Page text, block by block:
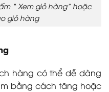
“ Xem giỏ hàng” hoặc
giỏ hàng
hàng có thể dễ dàng
bằng cách tăng hoặc